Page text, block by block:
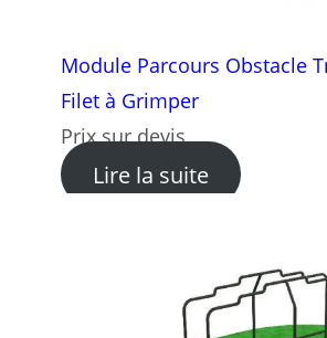
Module Parcours Obstacle
Filet à Grimper
Prix sur devis
Lire la suite: Module